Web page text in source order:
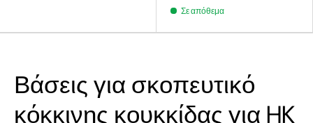
Σε απόθεμα
Βάσεις για σκοπευτικό
κόκκινης κουκκίδας για HK